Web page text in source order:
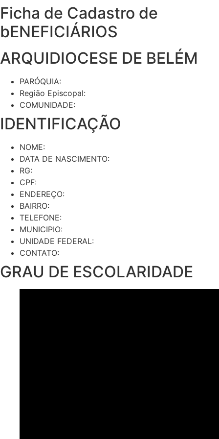
Ficha de Cadastro de
bENEFICIÁRIOS
ARQUIDIOCESE DE BELÉM
PARÓQUIA:
Região Episcopal:
COMUNIDADE:
IDENTIFICAÇÃO
NOME:
DATA DE NASCIMENTO:
RG:
CPF:
ENDEREÇO:
BAIRRO:
TELEFONE:
MUNICIPIO:
UNIDADE FEDERAL:
CONTATO:
GRAU DE ESCOLARIDADE